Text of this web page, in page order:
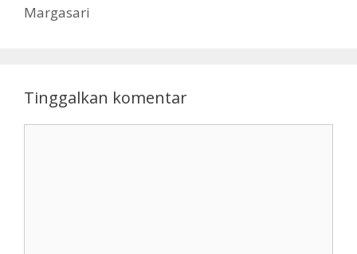
Margasari
Tinggalkan komentar